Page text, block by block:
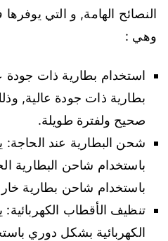
النصائح الهامة, و التي
وهي :
استخدام بطارية ذات جودة
بطارية ذات جودة عالية,
صحيح ولفترة طويلة.
شحن البطارية عند
باستخدام شاحن البطارية
باستخدام شاحن بطارية
تنظيف الأقطاب
الكهربائية بشكل دوري